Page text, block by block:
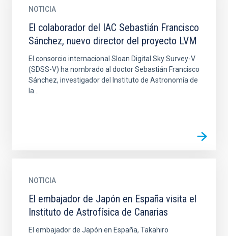
NOTICIA
El colaborador del IAC Sebastián Francisco
Sánchez, nuevo director del proyecto LVM
El consorcio internacional Sloan Digital Sky Survey-V
(SDSS-V) ha nombrado al doctor Sebastián Francisco
Sánchez, investigador del Instituto de Astronomía de
la...
NOTICIA
El embajador de Japón en España visita el
Instituto de Astrofísica de Canarias
El embajador de Japón en España, Takahiro